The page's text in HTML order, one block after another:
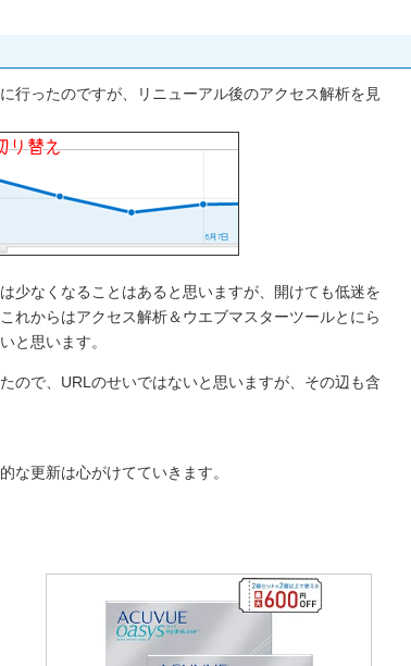
行ったのですが、リニューアル後のアクセス解析を見
少なくなることはあると思いますが、開けても低迷を
れからはアクセス解析＆ウエブマスターツールとにら
と思います。
ので、URLのせいではないと思いますが、その辺も含
な更新は心がけてていきます。